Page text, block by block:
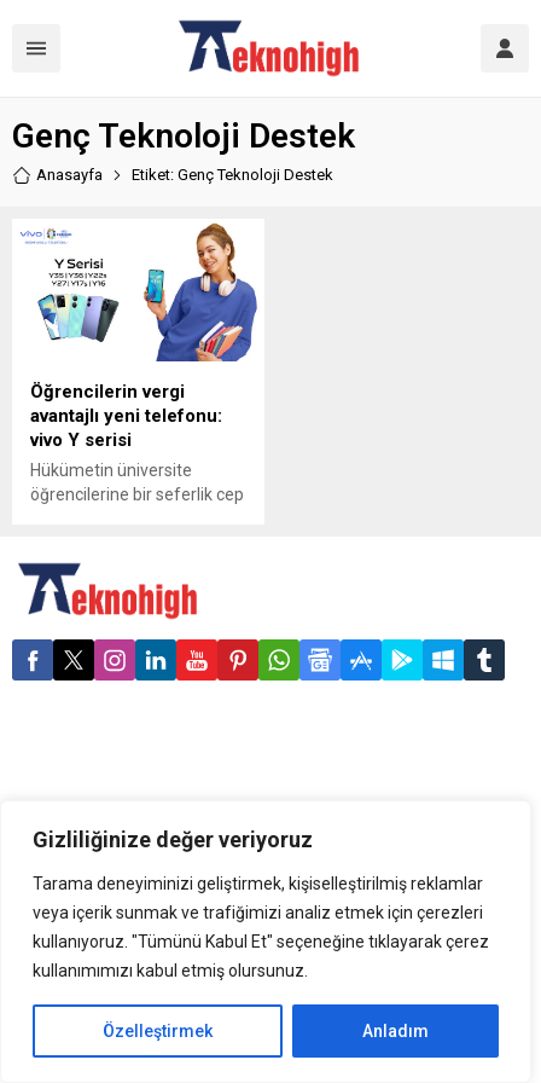
Gizliliğinize değer veriyoruz
Tarama deneyiminizi geliştirmek, kişiselleştirilmiş reklamlar
veya içerik sunmak ve trafiğimizi analiz etmek için çerezleri
kullanıyoruz. "Tümünü Kabul Et" seçeneğine tıklayarak çerez
kullanımımızı kabul etmiş olursunuz.
Özelleştirmek Anladım
Genç Teknoloji Destek
Anasayfa Etiket: Genç Teknoloji Destek
Öğrencilerin vergi
avantajlı yeni telefonu:
vivo Y serisi
Hükümetin üniversite
öğrencilerine bir seferlik cep
tasarıma, güçlü
performansa ve Android
güncelleme garantisi ile
uzun kullanım ömrüne sahip
Y Serisi kapsamında satışa
sunduğu 6 ayrı modeli ile
üniversite...